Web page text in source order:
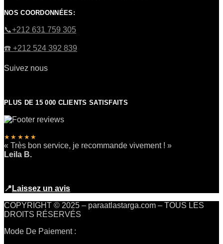
NOS COORDONNÉES:
​📞+212 631 759 305
☎️​ +212 524 392 839
Suivez nous
PLUS DE 15 000 CLIENTS SATISFAITS
★★★★★
« Très bon service, je recommande vivement ! »
Leila B.
📍 Laissez un avis
COPYRIGHT © 2025 – paraatlastarga.com – TOUS LES
DROITS RÉSERVÉS
Mode De Paiement :